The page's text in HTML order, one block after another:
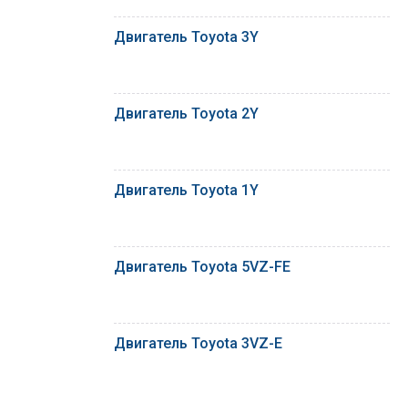
Двигатель Toyota 3Y
Двигатель Toyota 2Y
Двигатель Toyota 1Y
Двигатель Toyota 5VZ-FE
Двигатель Toyota 3VZ-E